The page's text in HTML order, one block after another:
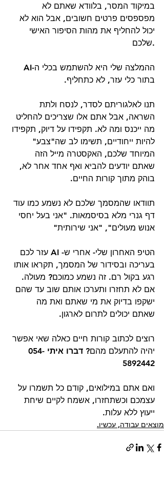
במיקוד המסר, בלוודא שאתם לא
מפספסים פרטים חשובים, אבל הוא לא
יכול להחליף את מהות הסיפור האישי
שלכם.
בתור כלי עזר, לא כתחליף.
תנו לאלגוריתם לסדר, לנסח ולתת
השראה, אבל אתם אלו שצריכים להחליט
מה ייכנס ומה לא. תקפידו על דיוק, תקפידו
להיות ייחודיים, תשימו לב שה"צבע"
המיוחד שלכם, האקסטרה מייל הזה
שאתם יודעים להביא ואף אחד אחר לא,
בוהק מתוך קורות החיים.
תוודאו שהמסמך שלכם לא נשמע כמו עוד
דף גנרי מלא בסיסמאות. "אני בעל יחסי
אנוש מעולים", "אני שירותית"
הטיפ האחרון שלי- אחרי ש- AI עזר לכם
בעריכה ובסידור של המסמך, תקראו אותו
רגע בקול רם. זה נשמע כמוכם? מעולה.
אם לא תחזרו ותערכו אותם שוב עד שהם
ישקפו בדיוק את מי שאתם ואת מה
שאתם יכולים לתרום לארגון.
רוצים לכתוב קורות חיים כאלה שאי אפשר
יהיה להתעלם מהם?
דברו איתי 054-
5892442
ואם אתם במילואים, קודם כל תשמרו על
עצמכם וכשתחזרו, אשמח לקיים שיחת
ייעוץ ללא עלות.
מוצאים עבודה, עכשיו.